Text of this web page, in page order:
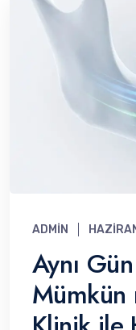
ADMIN
Aynı